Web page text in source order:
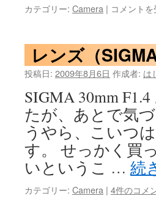
カテゴリー: Camera | NIKON
コメント
レンズ（
投稿日: 2009年8月6日 作成者: は
SIGMA 30mm
たが、あとで気
うやら、こいつ
す。 せっかく買
いというこ … 続
カテゴリー: Camera | 4件のコメ